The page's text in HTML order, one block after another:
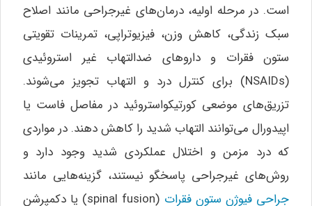
است. در مرحله اولیه، درمان‌های غیرجراحی مانند اصلاح
سبک زندگی، کاهش وزن، فیزیوتراپی، تمرینات تقویتی
ستون فقرات و داروهای ضدالتهاب غیر استروئیدی
(NSAIDs) برای کنترل درد و التهاب تجویز می‌شوند.
تزریق‌های موضعی کورتیکواستروئید در مفاصل فاست یا
اپیدورال می‌توانند التهاب شدید را کاهش دهند. در مواردی
که درد مزمن و اختلال عملکردی شدید وجود دارد و
روش‌های غیرجراحی پاسخگو نیستند، گزینه‌هایی مانند
جراحی فیوژن ستون فقرات
(spinal fusion) یا دکمپرشن